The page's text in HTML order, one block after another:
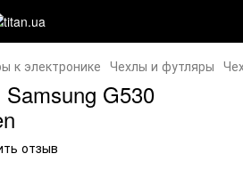
к электронике Чехлы и футляры
G530
отзыв